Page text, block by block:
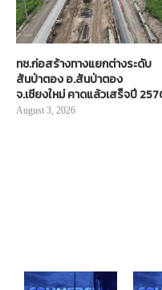
ทช.ก่อสร้างทางแยกต่างระดับ
สันป่าตอง อ.สันป่าตอง
จ.เชียงใหม่ คาดแล้วเสร็จปี
August 3, 2026